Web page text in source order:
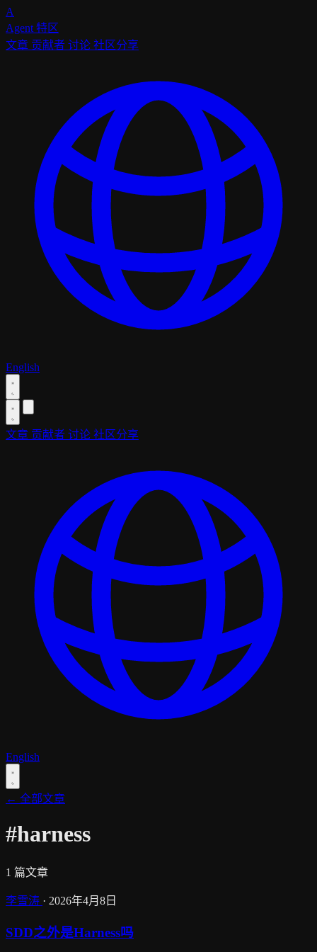
A
Agent 特区
文章 贡献者 讨论 社区分享
English
文章 贡献者 讨论 社区分享
English
← 全部文章
#harness
1 篇文章
李雪涛 · 2026年4月8日
SDD之外是Harness吗